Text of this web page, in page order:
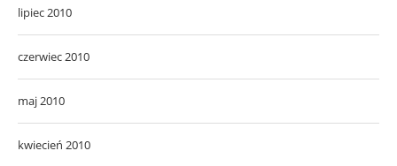
lipiec 2010
czerwiec 2010
maj 2010
kwiecień 2010